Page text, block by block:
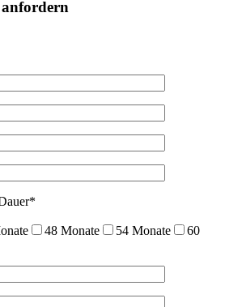
48 Monate 54 Monate
60